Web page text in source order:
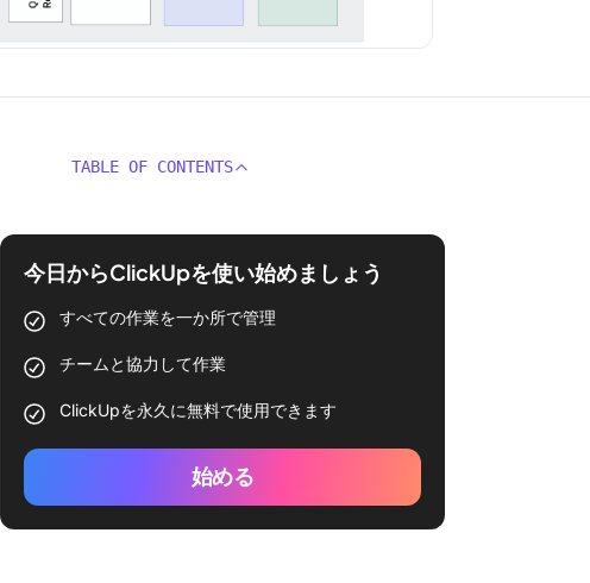
TABLE OF CONTENTS
今日からClickUpを使い始めましょう
すべての作業を一か所で管理
チームと協力して作業
ClickUpを永久に無料で使用できます
始める